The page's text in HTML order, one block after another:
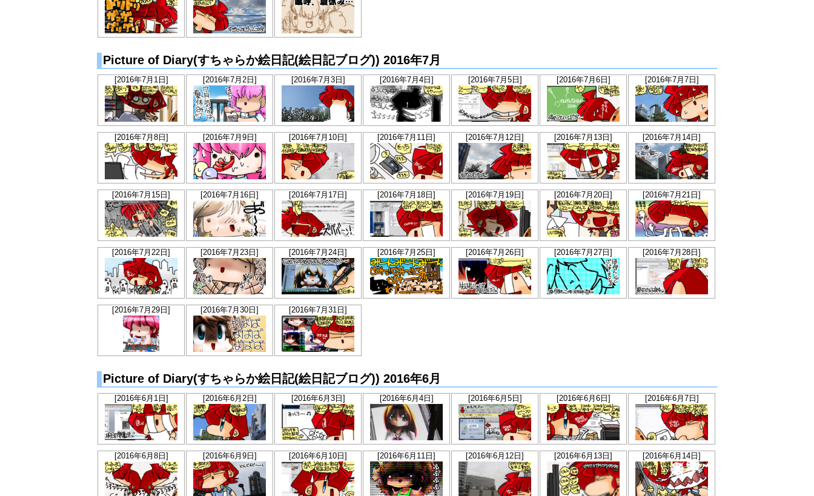
Picture of Diary(すちゃらか絵日記(絵日記ブログ)) 2016年7月
[2016年7月1日] [2016年7月2日] [2016年7月3日] [2016年7月4日] [2016年7月5日] [2016年7月6日] [2016年7月7日]
[2016年7月8日] [2016年7月9日] [2016年7月10日] [2016年7月11日] [2016年7月12日] [2016年7月13日] [2016年7月14日]
[2016年7月15日] [2016年7月16日] [2016年7月17日] [2016年7月18日] [2016年7月19日] [2016年7月20日] [2016年7月21日]
[2016年7月22日] [2016年7月23日] [2016年7月24日] [2016年7月25日] [2016年7月26日] [2016年7月27日] [2016年7月28日]
[2016年7月29日] [2016年7月30日] [2016年7月31日]
Picture of Diary(すちゃらか絵日記(絵日記ブログ)) 2016年6月
[2016年6月1日] [2016年6月2日] [2016年6月3日] [2016年6月4日] [2016年6月5日] [2016年6月6日] [2016年6月7日]
[2016年6月8日] [2016年6月9日] [2016年6月10日] [2016年6月11日] [2016年6月12日] [2016年6月13日] [2016年6月14日]